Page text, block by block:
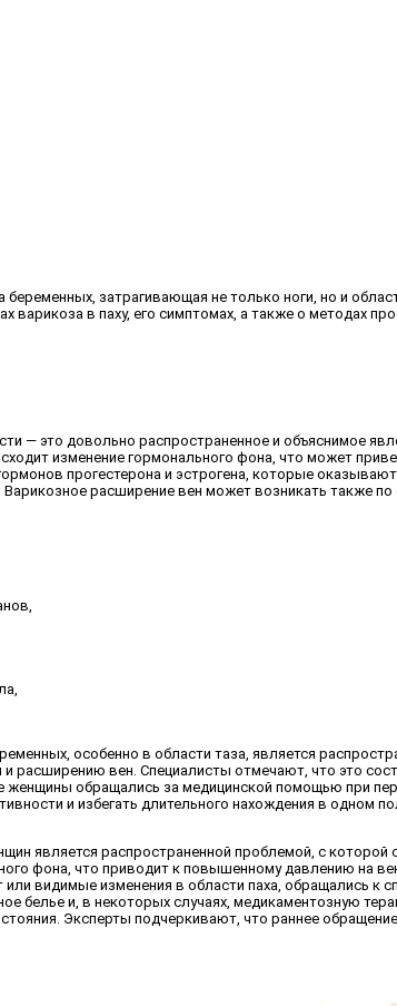
затрагивающая не только ноги, но и
варикоза в паху, его симптомах, а также о методах
— это довольно распространенное и объяснимое
изменение гормонального фона, что может
прогестерона и эстрогена, которые
расширение вен может возникать также
особенно в области таза, является
и расширению вен. Специалисты отмечают, что это
обращались за медицинской помощью при
и избегать длительного нахождения в одном
является распространенной проблемой, с
фона, что приводит к повышенному давлению на
видимые изменения в области паха, обращались к
белье и, в некоторых случаях, медикаментозную
стояния. Эксперты подчеркивают, что раннее